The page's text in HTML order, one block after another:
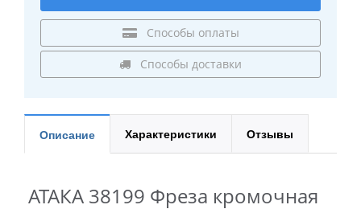
Способы оплаты
Способы доставки
Описание Характеристики Отзывы
АТАКА 38199 Фреза кромочная